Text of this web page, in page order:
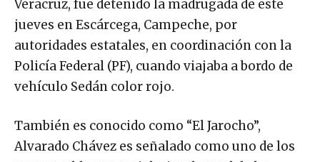
Veracruz, fue detenido la madrugada de este
jueves en Escárcega, Campeche, por
autoridades estatales, en coordinación con la
Policía Federal (PF), cuando viajaba a bordo de
vehículo Sedán color rojo.
También es conocido como “El Jarocho”,
Alvarado Chávez es señalado como uno de los